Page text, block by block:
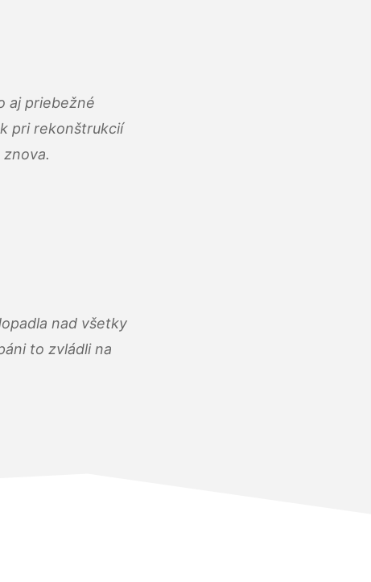
aj priebežné
pri rekonštrukcií
nad všetky
to zvládli na